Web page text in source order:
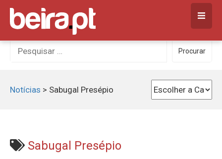
Skip
content
Procurar
por:
Procurar
Notícias > Sabugal Presépio
Sabugal Presépio